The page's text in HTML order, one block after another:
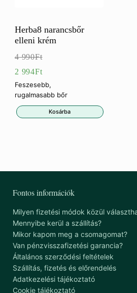
Herba8 narancsbőr
elleni krém
4 990Ft
Eredeti
ár:
4
990Ft.
2 994Ft
Jelenlegi
ár:
2
Feszesebb,
rugalmasabb bőr
Kosárba
Fontos információk
Milyen fizetési módok közül
Mennyibe kerül a szállítás?
Mikor kapom meg a csomagomat?
Van pénzvisszafizetési garancia?
Általános szerződési feltételek
Szállítás, fizetés és előrendelés
Adatkezelési tájékoztató
Cookie tájékoztató